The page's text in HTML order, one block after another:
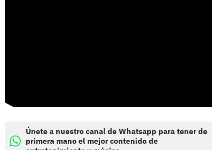
Únete a nuestro canal de Whatsapp para tener de
primera mano el mejor contenido de